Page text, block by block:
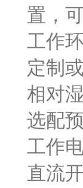
置，
工作
定制
相对
选配
工作
直流